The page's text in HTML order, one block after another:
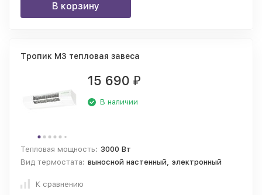
В корзину
Тропик М3 тепловая завеса
15 690 ₽
В наличии
Тепловая мощность: 3000 Вт
Вид термостата: выносной настенный, электронный
К сравнению